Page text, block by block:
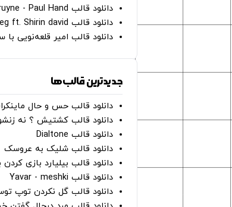
دانلود قالب Oh Kevin De Bruyne - Paul Hand
دانلود قالب Gut Genug - kitschrieg ft. Shirin david
دانلود قالب امیر قلعه‌نویی
جدیدترین قالب‌ها
دانلود قالب حس و حال ماینکرافت
دانلود قالب کشتیش ؟ نه
دانلود قالب Dialtone
دانلود قالب شلیک به عروسک
دانلود قالب بیلیارد بازی
دانلود قالب Yavar - meshki
دانلود قالب گل نکردن توپ